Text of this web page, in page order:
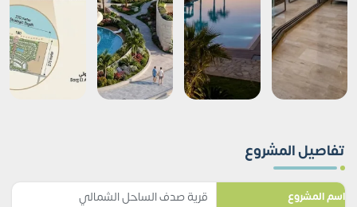
تفاصيل المشروع
اسم المشروع قرية صدف الساحل الشمالي